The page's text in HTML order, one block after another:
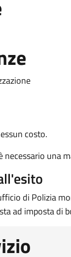
costo.
una
di Polizia
ad imposta di